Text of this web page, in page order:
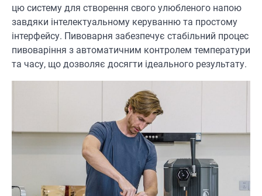
цю систему для створення свого улюбленого напою
завдяки інтелектуальному керуванню та простому
інтерфейсу. Пивоварня забезпечує стабільний процес
пивоваріння з автоматичним контролем температури
та часу, що дозволяє досягти ідеального результату.